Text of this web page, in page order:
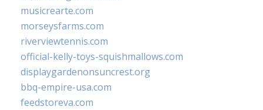
musicrearte.com
morseysfarms.com
riverviewtennis.com
official-kelly-toys-squishmallows.com
displaygardenonsuncrest.org
bbq-empire-usa.com
feedstoreva.com